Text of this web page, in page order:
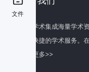
文件
百度学术集成海量学术
全面快捷的学术服务。
了解更多>>